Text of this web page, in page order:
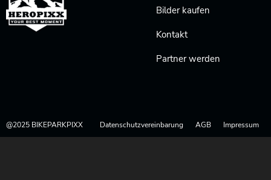
Bilder kaufen
Kontakt
Partner werden
@2025 BIKEPARKPIXX Datenschutzvereinbarung AGB Impressum